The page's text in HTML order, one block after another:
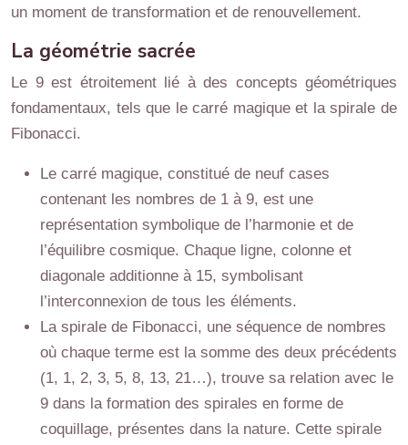
un moment de transformation et de renouvellement.
La géométrie sacrée
Le 9 est étroitement lié à des concepts géométriques
fondamentaux, tels que le carré magique et la spirale de
Fibonacci.
Le carré magique, constitué de neuf cases
contenant les nombres de 1 à 9, est une
représentation symbolique de l’harmonie et de
l’équilibre cosmique. Chaque ligne, colonne et
diagonale additionne à 15, symbolisant
l’interconnexion de tous les éléments.
La spirale de Fibonacci, une séquence de nombres
où chaque terme est la somme des deux précédents
(1, 1, 2, 3, 5, 8, 13, 21…), trouve sa relation avec le
9 dans la formation des spirales en forme de
coquillage, présentes dans la nature. Cette spirale